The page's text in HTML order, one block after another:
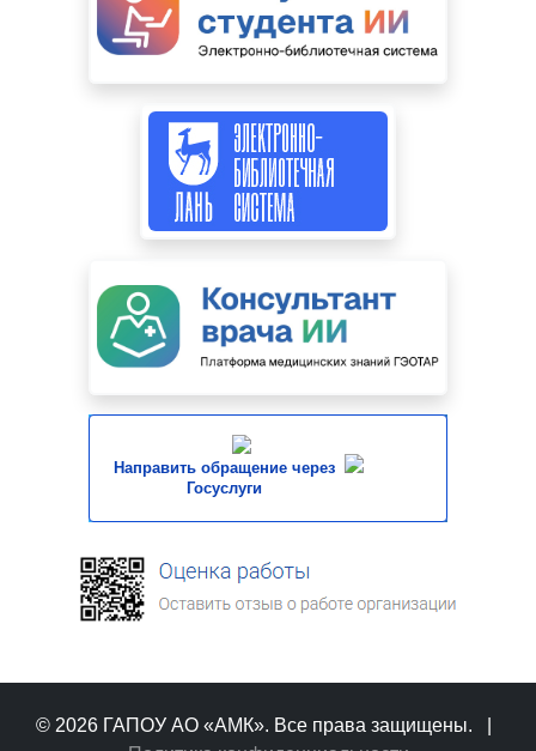
Направить обращение через
Госуслуги
© 2026 ГАПОУ АО «АМК». Все права защищены.